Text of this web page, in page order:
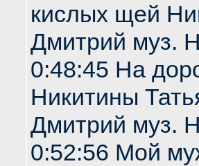
кислых щей
Дмитрий муз.
0:48:45 На
Никитины
Дмитрий муз.
0:52:56 Мой